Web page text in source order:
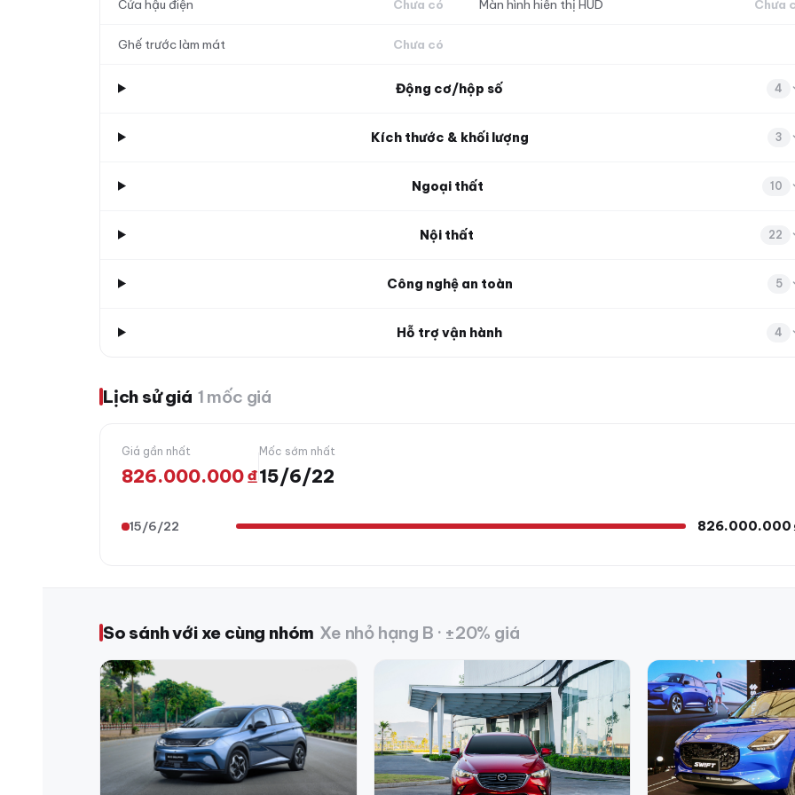
Cửa hậu điện Chưa có Màn hình hiển thị HUD Chưa
Ghế trước làm mát Chưa có
Động cơ/hộp số 4
Kích thước & khối lượng 3
Ngoại thất 10
Nội thất 22
Công nghệ an toàn 5
Hỗ trợ vận hành 4
Lịch sử giá 1 mốc giá
Giá gần nhất
826.000.000 ₫
Mốc sớm nhất
15/6/22
15/6/22 826.000.000
So sánh với xe cùng nhóm Xe nhỏ hạng B · ±20% giá